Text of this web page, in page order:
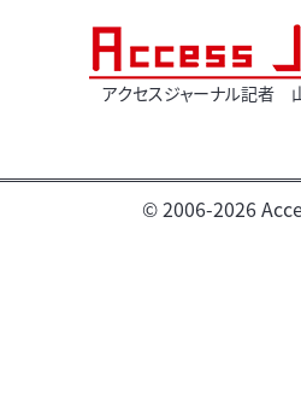
アクセスジャーナル記者
© 2006-2026